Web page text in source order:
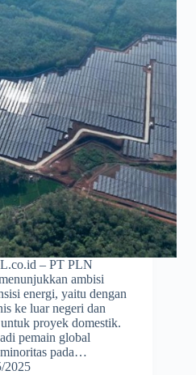
– PT PLN
ambisi
energi, yaitu dengan
ke luar negeri dan
proyek domestik.
pemain global
pada…
2025